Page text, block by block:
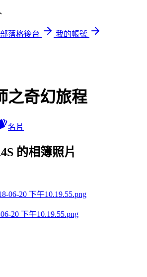
落格後台
我的帳號
之奇幻旅程
名片
的相簿照片
20 下午10.19.55.png